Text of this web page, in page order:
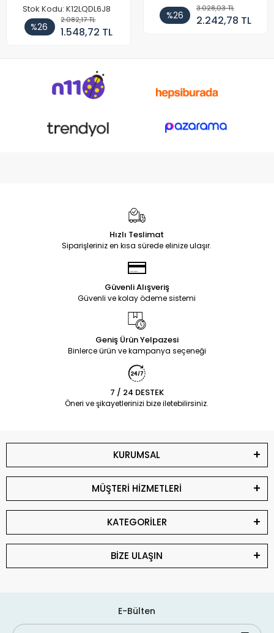
Stok Kodu: K12LQDL6J8
%26
2.082,17 TL
1.548,72 TL
%26
3.028,03 TL
2.242,78 TL
Hızlı Teslimat
Siparişleriniz en kısa sürede elinize ulaşır.
Güvenli Alışveriş
Güvenli ve kolay ödeme sistemi
Geniş Ürün Yelpazesi
Binlerce ürün ve kampanya seçeneği
7 / 24 DESTEK
Öneri ve şikayetlerinizi bize iletebilirsiniz.
KURUMSAL
MÜŞTERİ HİZMETLERİ
KATEGORİLER
BİZE ULAŞIN
E-Bülten